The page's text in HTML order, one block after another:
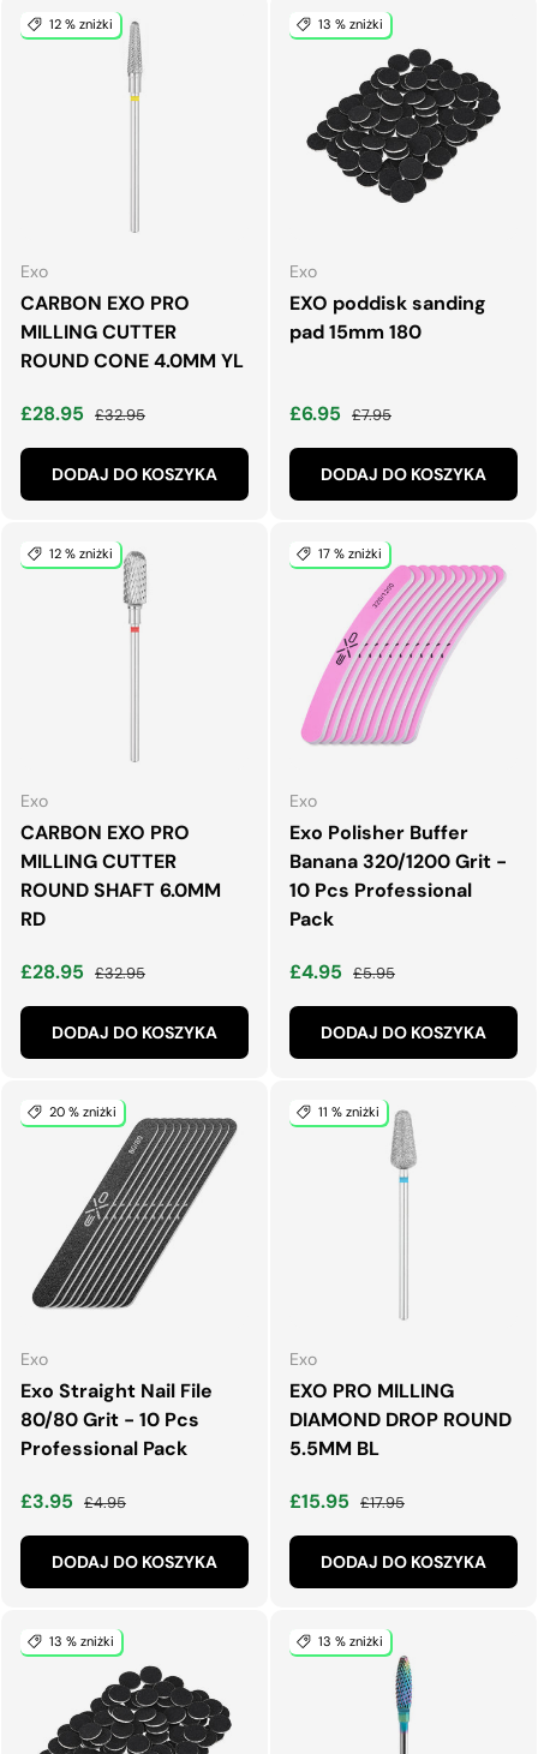
12 % zniżki
Exo
CARBON EXO PRO
MILLING CUTTER
ROUND CONE 4.0MM YL
Cena wyprzedaży
£28.95 Normalna cena
£32.95
DODAJ DO KOSZYKA
13 % zniżki
Exo
EXO poddisk sanding
pad 15mm 180
Cena wyprzedaży
£6.95 Normalna cena
£7.95
DODAJ DO KOSZYKA
12 % zniżki
Exo
CARBON EXO PRO
MILLING CUTTER
ROUND SHAFT 6.0MM
RD
Cena wyprzedaży
£28.95 Normalna cena
£32.95
DODAJ DO KOSZYKA
17 % zniżki
Exo
Exo Polisher Buffer
Banana 320/1200 Grit -
10 Pcs Professional
Pack
Cena wyprzedaży
£4.95 Normalna cena
£5.95
DODAJ DO KOSZYKA
20 % zniżki
Exo
Exo Straight Nail File
80/80 Grit - 10 Pcs
Professional Pack
Cena wyprzedaży
£3.95 Normalna cena
£4.95
DODAJ DO KOSZYKA
11 % zniżki
Exo
EXO PRO MILLING
DIAMOND DROP ROUND
5.5MM BL
Cena wyprzedaży
£15.95 Normalna cena
£17.95
DODAJ DO KOSZYKA
13 % zniżki 13 % zniżki